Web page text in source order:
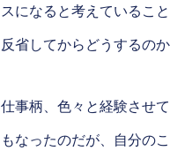
スになると考えているこ
反省してからどうするの
仕事柄、色々と経験させ
もなったのだが、自分の